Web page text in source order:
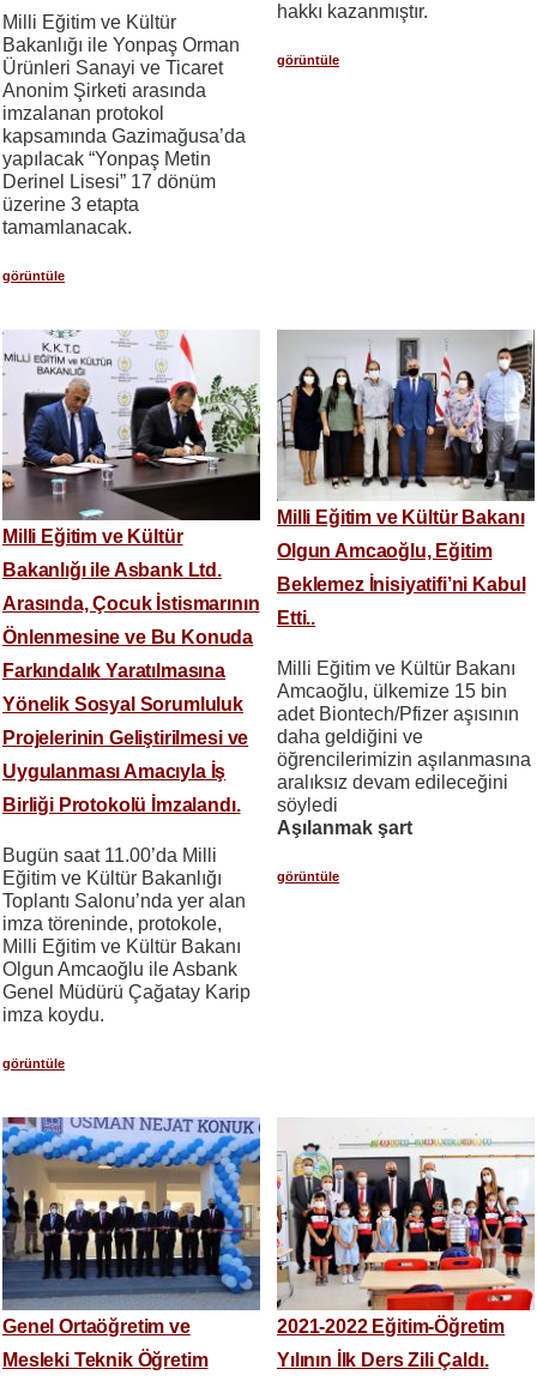
Milli Eğitim ve Kültür
Bakanlığı ile Yonpaş Orman
Ürünleri Sanayi ve Ticaret
Anonim Şirketi arasında
imzalanan protokol
kapsamında Gazimağusa’da
yapılacak “Yonpaş Metin
Derinel Lisesi” 17 dönüm
üzerine 3 etapta
tamamlanacak.
görüntüle
hakkı kazanmıştır.
görüntüle
Milli Eğitim ve Kültür
Bakanlığı ile Asbank Ltd.
Arasında, Çocuk İstismarının
Önlenmesine ve Bu Konuda
Farkındalık Yaratılmasına
Yönelik Sosyal Sorumluluk
Projelerinin Geliştirilmesi ve
Uygulanması Amacıyla İş
Birliği Protokolü İmzalandı.
Bugün saat 11.00’da Milli
Eğitim ve Kültür Bakanlığı
Toplantı Salonu’nda yer alan
imza töreninde, protokole,
Milli Eğitim ve Kültür Bakanı
Olgun Amcaoğlu ile Asbank
Genel Müdürü Çağatay Karip
imza koydu.
görüntüle
Milli Eğitim ve Kültür Bakanı
Olgun Amcaoğlu, Eğitim
Beklemez İnisiyatifi’ni Kabul
Etti..
Milli Eğitim ve Kültür Bakanı
Amcaoğlu, ülkemize 15 bin
adet Biontech/Pfizer aşısının
daha geldiğini ve
öğrencilerimizin aşılanmasına
aralıksız devam edileceğini
söyledi
Aşılanmak şart
görüntüle
Genel Ortaöğretim ve
Mesleki Teknik Öğretim
2021-2022 Eğitim-Öğretim
Yılının İlk Ders Zili Çaldı.